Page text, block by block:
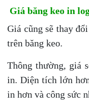
Giá băng keo in
Giá cũng sẽ thay
trên băng keo.
Thông thường, giá
in. Diện tích lớn
in hơn và công sức